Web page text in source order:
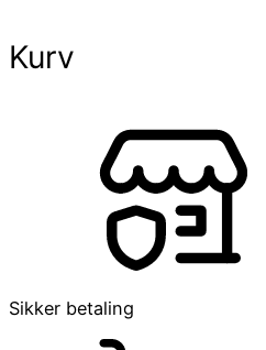
Kurv
Sikker betaling